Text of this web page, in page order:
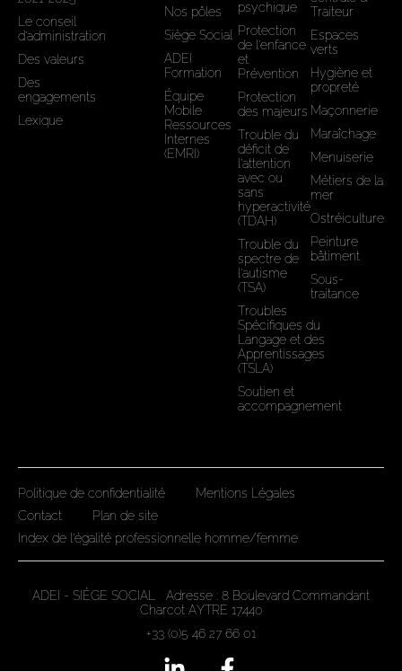
Le conseil
d'administration
Des valeurs
Des
engagements
Lexique
Nos pôles
Siège Social
ADEI
Formation
Équipe
Mobile
Ressources
Internes
(EMRI)
psychique
Protection
de l'enfance
et
Prévention
Protection
des majeurs
Trouble du
déficit de
l’attention
avec ou
sans
hyperactivité
(TDAH)
Trouble du
spectre de
l'autisme
(TSA)
Troubles
Spécifiques du
Langage et des
Apprentissages
(TSLA)
Soutien et
accompagnement
Traiteur
Espaces
verts
Hygiène et
propreté
Maçonnerie
Maraîchage
Menuiserie
Métiers de la
mer
Ostréiculture
Peinture
bâtiment
Sous-
traitance
Politique de confidentialité
Mentions Légales
Contact
Plan de site
Index de l'égalité professionnelle homme/femme
ADEI - SIÈGE SOCIAL Adresse : 8 Boulevard Commandant
Charcot AYTRE 17440
+33 (0)5 46 27 66 01